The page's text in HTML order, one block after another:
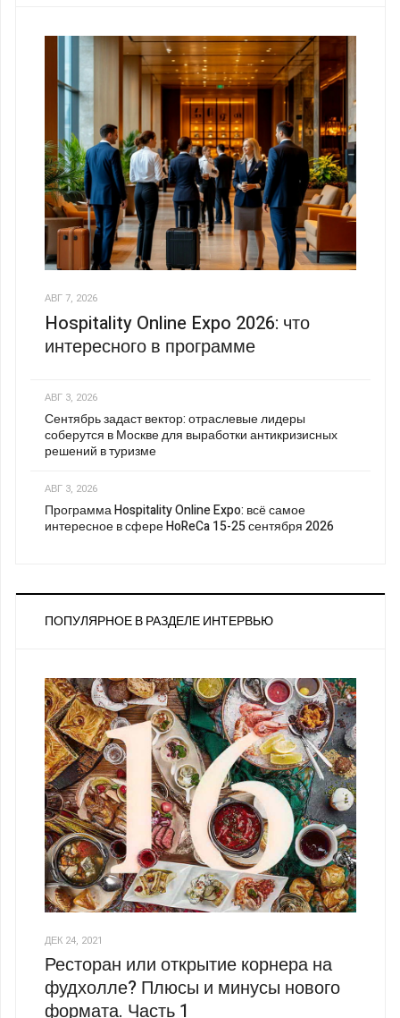
АВГ 7, 2026
Hospitality Online Expo 2026: что
интересного в программе
АВГ 3, 2026
Сентябрь задаст вектор: отраслевые лидеры
соберутся в Москве для выработки антикризисных
решений в туризме
АВГ 3, 2026
Программа Hospitality Online Expo: всё самое
интересное в сфере HoReCa 15-25 сентября 2026
ПОПУЛЯРНОЕ В РАЗДЕЛЕ ИНТЕРВЬЮ
ДЕК 24, 2021
Ресторан или открытие корнера на
фудхолле? Плюсы и минусы нового
формата. Часть 1